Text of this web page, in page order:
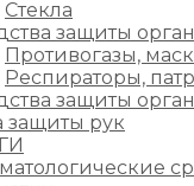
Стекла
защиты
Противогазы,
Респираторы,
защиты
защиты рук